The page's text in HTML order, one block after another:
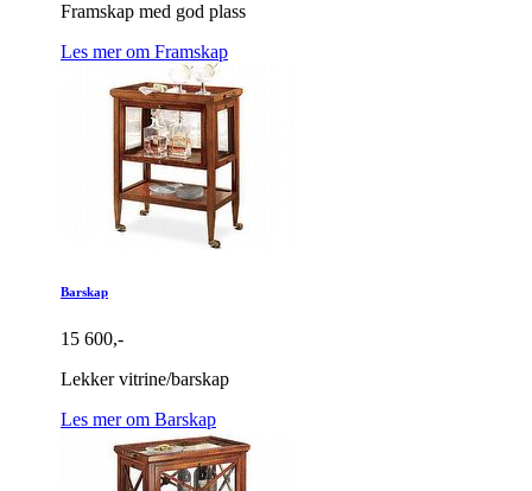
Framskap med god plass
Les mer om Framskap
Barskap
15 600,-
Lekker vitrine/barskap
Les mer om Barskap